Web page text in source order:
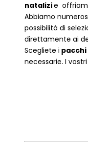
natalizie
Abbiamo
possibilità di
direttamente ai
Scegliete i
necessarie. I vostri